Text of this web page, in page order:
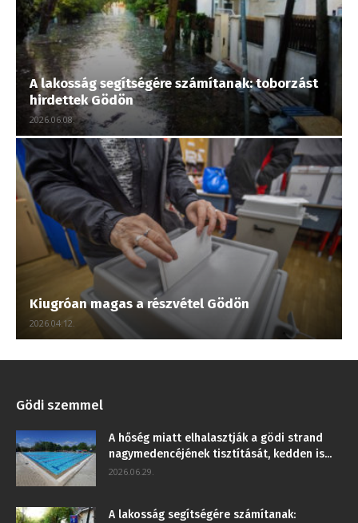
A lakosság segítségére számítanak: toborzást
hirdettek Gödön
2026.06.08.
Kiugróan magas a részvétel Gödön
2026.04.12.
Gödi szemmel
A hőség miatt elhalasztják a gödi strand
nagymedencéjének tisztítását, kedden is...
2026.06.29.
A lakosság segítségére számítanak: